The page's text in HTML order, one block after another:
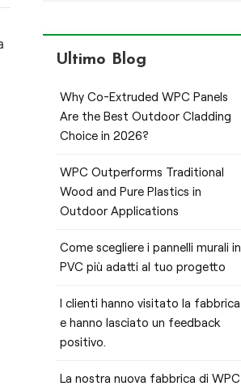
Ultimo Blog
Why Co-Extruded WPC Panels
Are the Best Outdoor Cladding
Choice in 2026?
WPC Outperforms Traditional
Wood and Pure Plastics in
Outdoor Applications
Come scegliere i pannelli murali in
PVC più adatti al tuo progetto
I clienti hanno visitato la fabbrica
e hanno lasciato un feedback
positivo.
La nostra nuova fabbrica di WPC